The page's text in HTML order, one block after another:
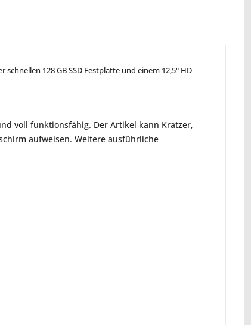
128 GB SSD Festplatte und einem 12,5" HD
voll funktionsfähig. Der Artikel kann Kratzer,
aufweisen. Weitere ausführliche